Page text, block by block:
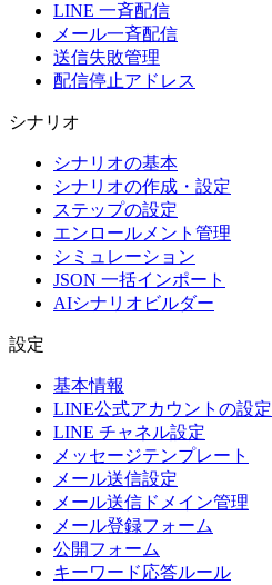
LINE 一斉配信
メール一斉配信
送信失敗管理
配信停止アドレス
シナリオ
シナリオの基本
シナリオの作成・設定
ステップの設定
エンロールメント管理
シミュレーション
JSON 一括インポート
AIシナリオビルダー
設定
基本情報
LINE公式アカウントの設定
LINE チャネル設定
メッセージテンプレート
メール送信設定
メール送信ドメイン管理
メール登録フォーム
公開フォーム
キーワード応答ルール